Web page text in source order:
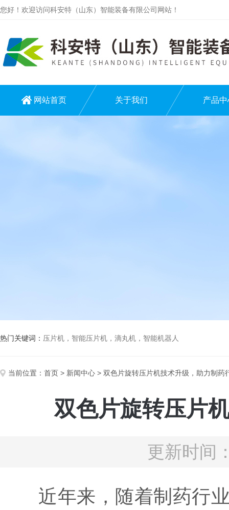
您好！欢迎访问科安特（山东）智能装备有限公司网站！
网站首页 关于我们 产品中
热门关键词： 压片机，智能压片机，滴丸机，智能机器人
当前位置： 首页 > 新闻中心 > ‌双色片旋转压片机技术升级，助力制药
双色片旋转压片
更新时间
近年来，随着制药行业